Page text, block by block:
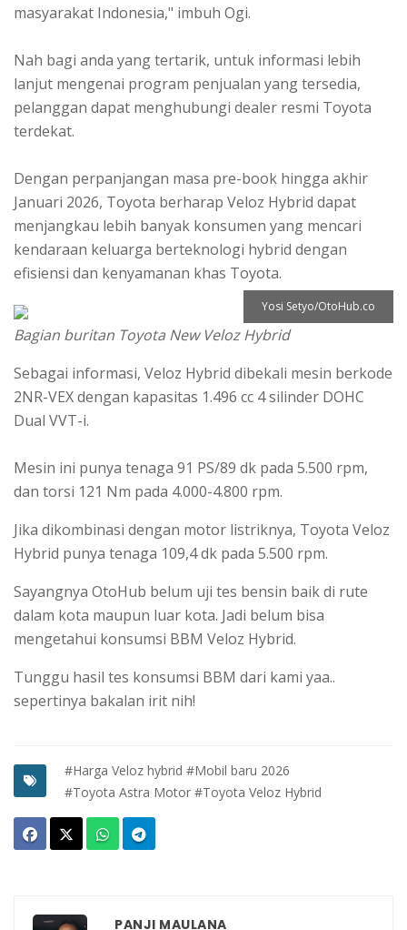
masyarakat Indonesia," imbuh Ogi.
Nah bagi anda yang tertarik, untuk informasi lebih
lanjut mengenai program penjualan yang tersedia,
pelanggan dapat menghubungi dealer resmi Toyota
terdekat.
Dengan perpanjangan masa pre-book hingga akhir
Januari 2026, Toyota berharap Veloz Hybrid dapat
menjangkau lebih banyak konsumen yang mencari
kendaraan keluarga berteknologi hybrid dengan
efisiensi dan kenyamanan khas Toyota.
Yosi Setyo/OtoHub.co
Bagian buritan Toyota New Veloz Hybrid
Sebagai informasi, Veloz Hybrid dibekali mesin berkode
2NR-VEX dengan kapasitas 1.496 cc 4 silinder DOHC
Dual VVT-i.
Mesin ini punya tenaga 91 PS/89 dk pada 5.500 rpm,
dan torsi 121 Nm pada 4.000-4.800 rpm.
Jika dikombinasi dengan motor listriknya, Toyota Veloz
Hybrid punya tenaga 109,4 dk pada 5.500 rpm.
Sayangnya OtoHub belum uji tes bensin baik di rute
dalam kota maupun luar kota. Jadi belum bisa
mengetahui konsumsi BBM Veloz Hybrid.
Tunggu hasil tes konsumsi BBM dari kami yaa..
sepertinya bakalan irit nih!
#Harga Veloz hybrid #Mobil baru 2026
#Toyota Astra Motor #Toyota Veloz Hybrid
PANJI MAULANA